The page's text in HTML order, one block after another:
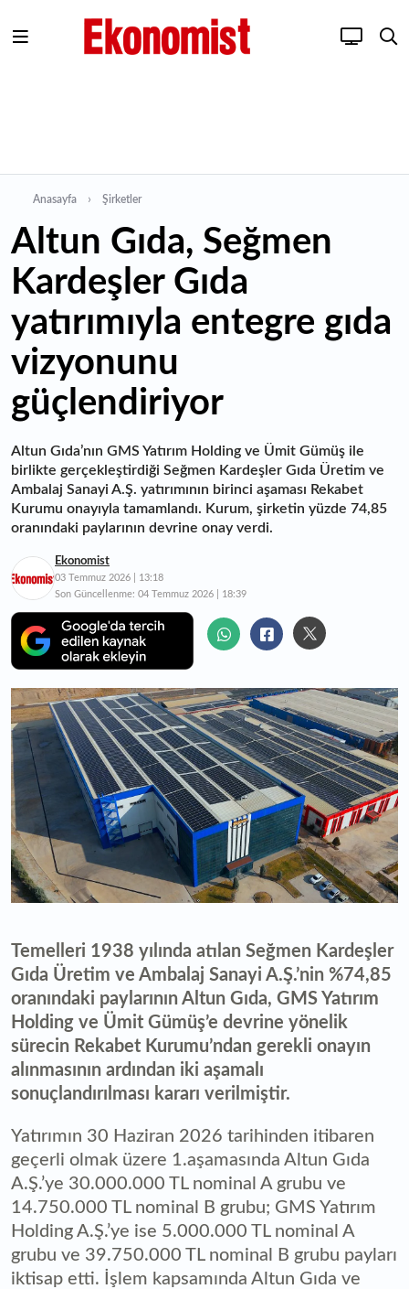
Anasayfa Şirketler
Altun Gıda, Seğmen
Kardeşler Gıda
yatırımıyla entegre gıda
vizyonunu
güçlendiriyor
Altun Gıda’nın GMS Yatırım Holding ve Ümit Gümüş ile
birlikte gerçekleştirdiği Seğmen Kardeşler Gıda Üretim ve
Ambalaj Sanayi A.Ş. yatırımının birinci aşaması Rekabet
Kurumu onayıyla tamamlandı. Kurum, şirketin yüzde 74,85
oranındaki paylarının devrine onay verdi.
Ekonomist
03 Temmuz 2026 | 13:18
Son Güncellenme: 04 Temmuz 2026 | 18:39
Temelleri 1938 yılında atılan Seğmen Kardeşler
Gıda Üretim ve Ambalaj Sanayi A.Ş.’nin %74,85
oranındaki paylarının Altun Gıda, GMS Yatırım
Holding ve Ümit Gümüş’e devrine yönelik
sürecin Rekabet Kurumu’ndan gerekli onayın
alınmasının ardından iki aşamalı
sonuçlandırılması kararı verilmiştir.
Yatırımın 30 Haziran 2026 tarihinden itibaren
geçerli olmak üzere 1.aşamasında Altun Gıda
A.Ş.’ye 30.000.000 TL nominal A grubu ve
14.750.000 TL nominal B grubu; GMS Yatırım
Holding A.Ş.’ye ise 5.000.000 TL nominal A
grubu ve 39.750.000 TL nominal B grubu payları
iktisap etti. İşlem kapsamında Altun Gıda ve